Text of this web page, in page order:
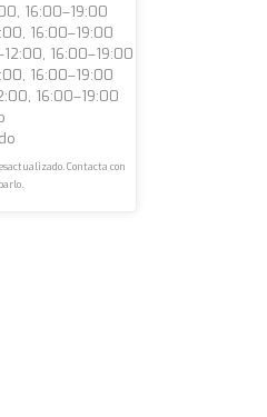
16:00–19:00
16:00–19:00
16:00–19:00
16:00–19:00
16:00–19:00
Contacta con